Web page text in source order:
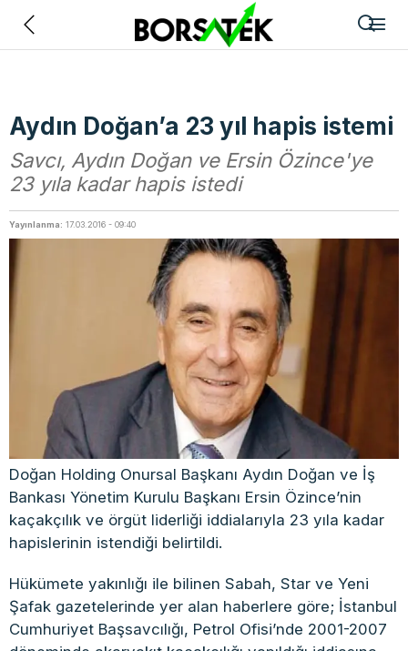
Aydın Doğan’a 23 yıl hapis istemi
Savcı, Aydın Doğan ve Ersin Özince'ye
23 yıla kadar hapis istedi
Yayınlanma: 17.03.2016 - 09:40
Doğan Holding Onursal Başkanı Aydın Doğan ve İş
Bankası Yönetim Kurulu Başkanı Ersin Özince’nin
kaçakçılık ve örgüt liderliği iddialarıyla 23 yıla kadar
hapislerinin istendiği belirtildi.
Hükümete yakınlığı ile bilinen Sabah, Star ve Yeni
Şafak gazetelerinde yer alan haberlere göre; İstanbul
Cumhuriyet Başsavcılığı, Petrol Ofisi’nde 2001-2007